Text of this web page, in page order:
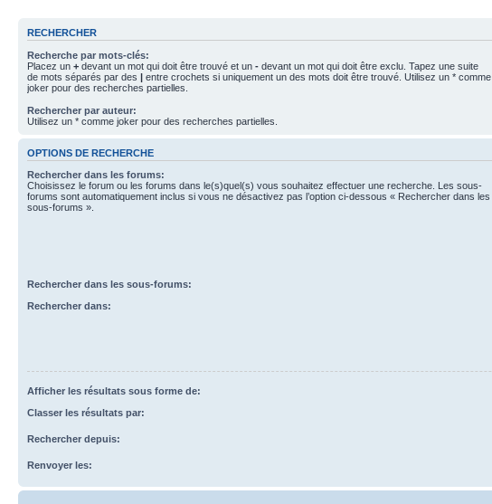
RECHERCHER
Recherche par mots-clés:
Placez un + devant un mot qui doit être trouvé et un - devant un mot qui doit être exclu. Tapez une suite
de mots séparés par des | entre crochets si uniquement un des mots doit être trouvé. Utilisez un * comme
joker pour des recherches partielles.
Rechercher par auteur:
Utilisez un * comme joker pour des recherches partielles.
OPTIONS DE RECHERCHE
Rechercher dans les forums:
Choisissez le forum ou les forums dans le(s)quel(s) vous souhaitez effectuer une recherche. Les sous-
forums sont automatiquement inclus si vous ne désactivez pas l’option ci-dessous « Rechercher dans les
sous-forums ».
Rechercher dans les sous-forums:
Rechercher dans:
Afficher les résultats sous forme de:
Classer les résultats par:
Rechercher depuis:
Renvoyer les: